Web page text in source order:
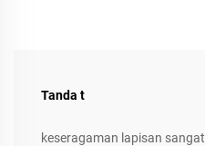
Tanda t
keseragaman lapisan